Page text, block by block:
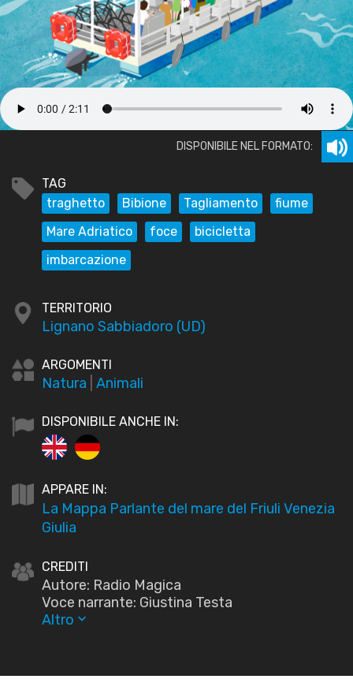
DISPONIBILE NEL FORMATO:
TAG
traghetto
Bibione Tagliamento
fiume
Mare Adriatico
foce
bicicletta
imbarcazione
TERRITORIO
Lignano Sabbiadoro (UD)
ARGOMENTI
Natura Animali
DISPONIBILE ANCHE IN:
APPARE IN:
La Mappa Parlante del mare del Friuli Venezia
Giulia
CREDITI
Autore: Radio Magica
Voce narrante: Giustina Testa
Altro keyboard_arrow_down